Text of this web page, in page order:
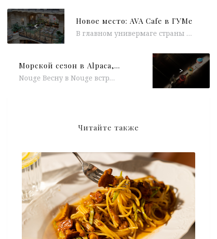
<
Новое место: AVA Cafe в ГУМе
В главном универмаге страны открылся AVA Cafe на 56 посадочных мест — новая локация легендарного проекта с Патриарших. За концепцией...
Морской сезон в Alpaca, новый гастрономический сет в Björn, «дачное чаепитие» в Dachniki, день тунца в Kiyomi, ужин в формате омакасе в Jun, гастрольный проект ресторана SAVVA и бара «Шаляпин»
Nouge Весну в Nouge встречают не просто обновлением барной карты, а новой художественной концепцией. Шеф-бармен Максим Артемов создал коллекцию коктейлей,...
>
Читайте также